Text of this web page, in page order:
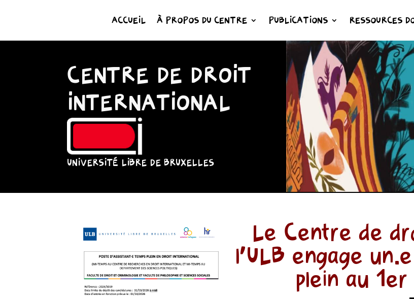
ACCUEIL À PROPOS DU CENTRE PUBLICATIONS RESSOURCES
CENTRE DE DROIT
INTERNATIONAL
UNIVERSITÉ LIBRE DE BRUXELLES
Le Centre de
l’ULB engage
plein au